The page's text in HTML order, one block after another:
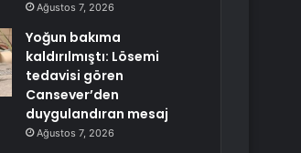
Ağustos 7, 2026
Yoğun bakıma
kaldırılmıştı: Lösemi
tedavisi gören
Cansever’den
duygulandıran mesaj
Ağustos 7, 2026